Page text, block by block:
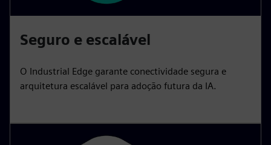
Seguro e escalável
O Industrial Edge garante conectividade segura e
arquitetura escalável para adoção futura da IA.